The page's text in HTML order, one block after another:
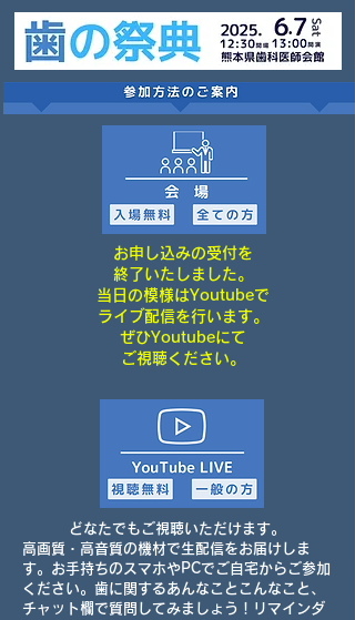
お申し込みの受付を
終了いたしました。
当日の模様はYoutubeで
ライブ配信を行います。
ぜひYoutubeにて
​ご視聴ください。
どなたでもご視聴いただけます。
高画質・高音質の機材で生配信をお届けしま
す。 お手持ちのスマホやPCでご自宅からご参加
ください。 歯に関するあんなことこんなこと、
チャット欄で質問してみましょう！ リマインダ